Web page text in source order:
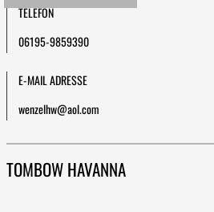
TELEFON
06195-9859390
E-MAIL ADRESSE
wenzelhw@aol.com
TOMBOW HAVANNA